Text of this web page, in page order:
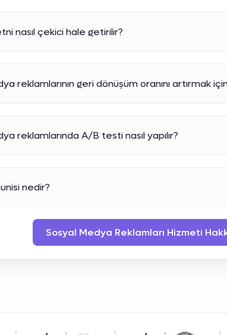
nasıl çekici hale getirilir?
reklamlarının geri dönüşüm oranını artırmak
reklamlarında A/B testi nasıl yapılır?
nedir?
Sosyal Medya Reklamları Hizmeti